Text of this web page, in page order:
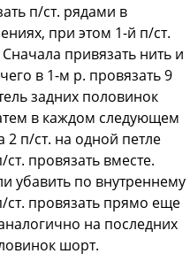
п/ст. рядами в
при этом 1-й п/ст.
привязать нить и
в 1-м р. провязать 9
задних половинок
в каждом следующем
2 п/ст. на одной петле
провязать вместе.
убавить по внутреннему
ст. провязать прямо еще
на последних
шорт.